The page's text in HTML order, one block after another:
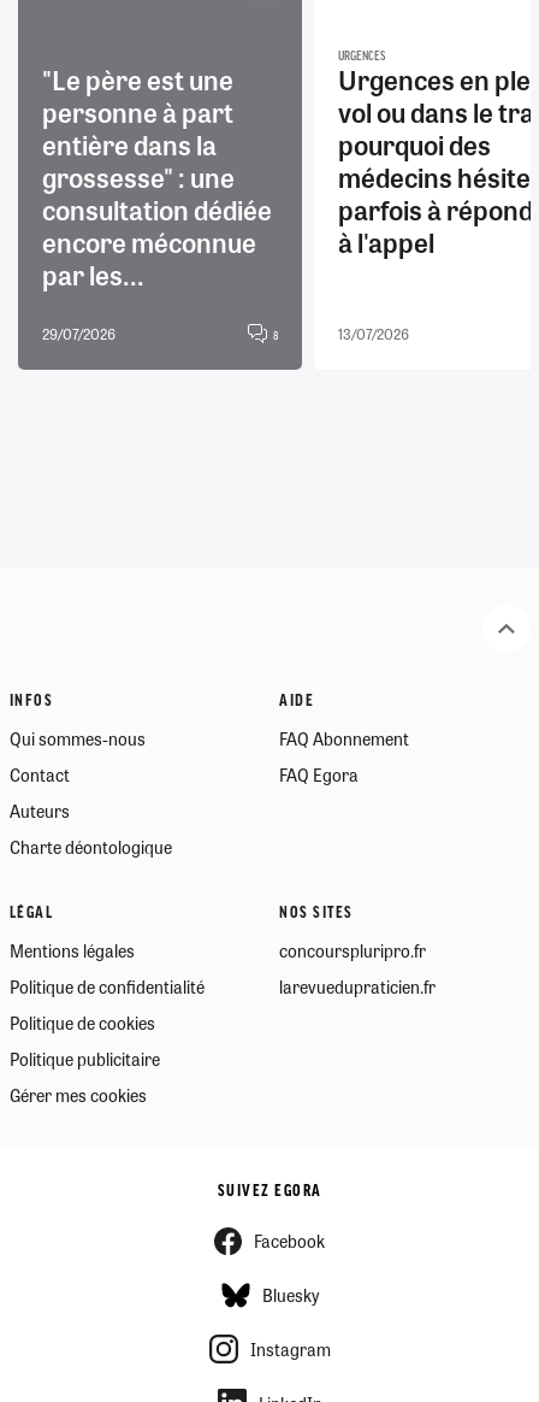
"Le père est une
personne à part
entière dans la
grossesse" : une
consultation dédiée
encore méconnue
par les...
29/07/2026 8
URGENCES
Urgences en
vol ou dans le
pourquoi des
médecins
parfois à
à l'appel
13/07/2026
INFOS
Qui sommes-nous
Contact
Auteurs
Charte déontologique
AIDE
FAQ Abonnement
FAQ Egora
LÉGAL
Mentions légales
Politique de confidentialité
Politique de cookies
Politique publicitaire
Gérer mes cookies
NOS SITES
concourspluripro.fr
larevuedupraticien.fr
SUIVEZ EGORA
Facebook
Bluesky
Instagram